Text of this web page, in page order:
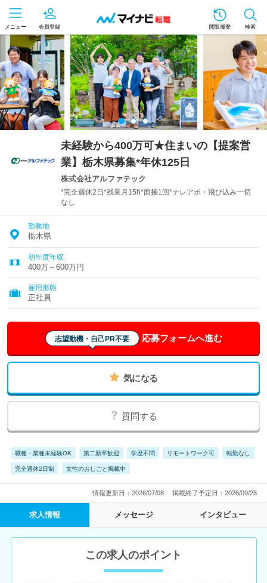
メニュー 会員登録 閲覧履歴 検索
未経験から400万可★住まいの【提案営
業】栃木県募集*年休125日
株式会社アルファテック
*完全週休2日*残業月15h*面接1回*テレアポ・飛び込み一切
なし
勤務地
栃木県
初年度年収
400万～600万円
雇用形態
正社員
志望動機・自己PR不要 応募フォームへ進む
気になる
質問する
職種・業種未経験OK 第二新卒歓迎 学歴不問 リモートワーク可 転勤なし
完全週休2日制 女性のおしごと掲載中
情報更新日：2026/07/08 掲載終了予定日：2026/09/28
求人情報 メッセージ インタビュー
この求人のポイント